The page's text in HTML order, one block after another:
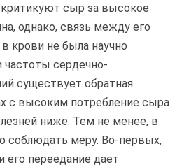
сыр за высокое
однако, связь между его
крови не была научно
частоты сердечно-
существует обратная
с высоким потребление сыра
ниже. Тем не менее, в
соблюдать меру. Во-первых,
его переедание дает